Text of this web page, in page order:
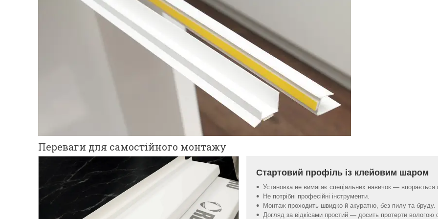
Переваги для самостійного монтажу
Стартовий профіль із клейовим шаром
Установка не вимагає спеціальних навичок — впорається
Не потрібні професійні інструменти.
Монтаж проходить швидко й акуратно, без пилу та бруду.
Догляд за відкісами простий — досить протерти вологою